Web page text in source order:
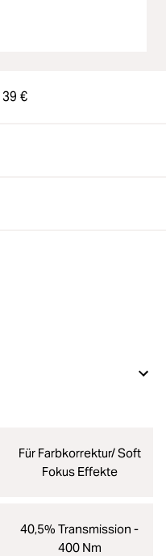
€
Für Farbkorrektur/ Soft
Fokus Effekte
40,5% Transmission -
400 Nm